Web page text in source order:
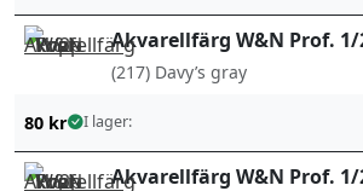
Akvarellfärg W&N Prof.
(217) Davy’s gray
80 kr I lager:
Akvarellfärg W&N Prof.